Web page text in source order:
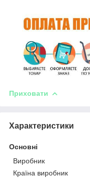
Приховати
Характеристики
Основні
Виробник
Країна виробник